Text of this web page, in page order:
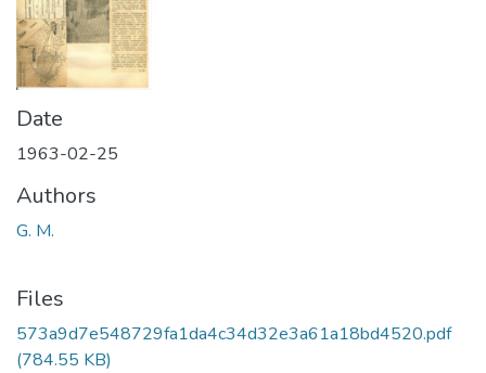
Date
1963-02-25
Authors
G. M.
Files
573a9d7e548729fa1da4c34d32e3a61a18bd4520.pdf
(784.55 KB)